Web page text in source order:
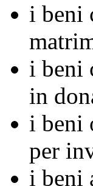
i beni
i beni
in
i beni
per
i beni